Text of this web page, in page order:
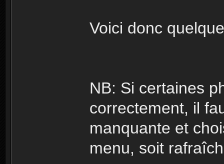
Voici donc
NB: Si certaines
correctement, il
manquante et
menu, soit